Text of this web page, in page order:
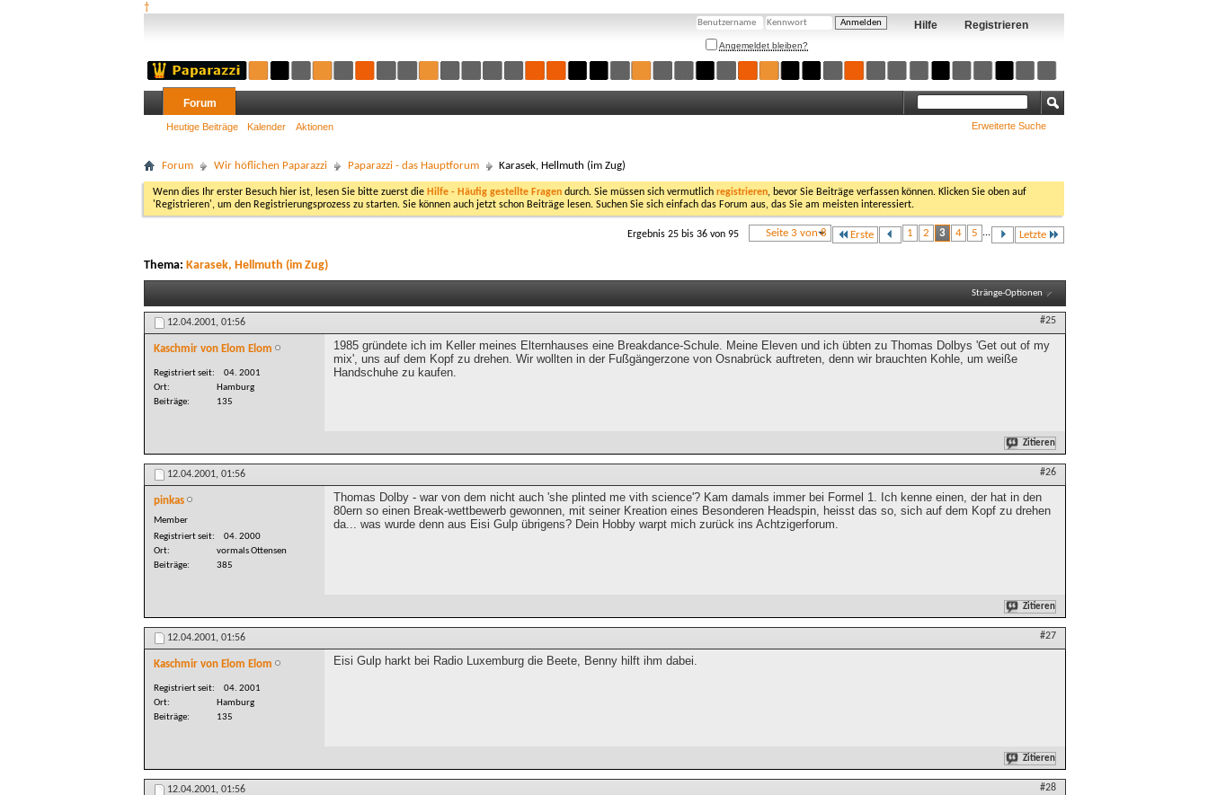
†
Registrieren
Hilfe
Angemeldet bleiben?
Forum
Heutige Beiträge Kalender Aktionen Erweiterte Suche
Forum Wir höflichen Paparazzi Paparazzi - das Hauptforum Karasek, Hellmuth (im Zug)
Wenn dies Ihr erster Besuch hier ist, lesen Sie bitte zuerst die Hilfe - Häufig gestellte Fragen durch. Sie müssen sich vermutlich registrieren, bevor Sie Beiträge verfassen können. Klicken Sie oben auf
'Registrieren', um den Registrierungsprozess zu starten. Sie können auch jetzt schon Beiträge lesen. Suchen Sie sich einfach das Forum aus, das Sie am meisten interessiert.
Seite 3 von 8 Erste 1 2 3 4 5 ... Letzte
Ergebnis 25 bis 36 von 95
Thema: Karasek, Hellmuth (im Zug)
Stränge-Optionen
12.04.2001, 01:56 #25
Kaschmir von Elom Elom
Registriert seit
04. 2001
Ort
Hamburg
Beiträge
135
1985 gründete ich im Keller meines Elternhauses eine Breakdance-Schule. Meine Eleven und ich übten zu Thomas Dolbys 'Get out of my
mix', uns auf dem Kopf zu drehen. Wir wollten in der Fußgängerzone von Osnabrück auftreten, denn wir brauchten Kohle, um weiße
Handschuhe zu kaufen.
Zitieren
12.04.2001, 01:56 #26
pinkas
Member
Registriert seit
04. 2000
Ort
vormals Ottensen
Beiträge
385
Thomas Dolby - war von dem nicht auch 'she plinted me vith science'? Kam damals immer bei Formel 1. Ich kenne einen, der hat in den
80ern so einen Break-wettbewerb gewonnen, mit seiner Kreation eines Besonderen Headspin, heisst das so, sich auf dem Kopf zu drehen
da... was wurde denn aus Eisi Gulp übrigens? Dein Hobby warpt mich zurück ins Achtzigerforum.
Zitieren
12.04.2001, 01:56 #27
Kaschmir von Elom Elom
Registriert seit
04. 2001
Ort
Hamburg
Beiträge
135
Eisi Gulp harkt bei Radio Luxemburg die Beete, Benny hilft ihm dabei.
Zitieren
12.04.2001, 01:56 #28